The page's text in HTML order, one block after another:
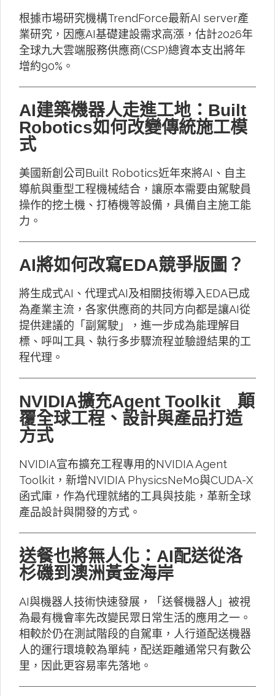
根據市場研究機構TrendForce最新AI server產
業研究，因應AI基礎建設需求高漲，估計2026年
全球九大雲端服務供應商(CSP)總資本支出將年
增約90%。
AI建築機器人走進工地：Built
Robotics如何改變傳統施工模
式
美國新創公司Built Robotics近年來將AI、自主
導航與重型工程機械結合，讓原本需要由駕駛員
操作的挖土機、打樁機等設備，具備自主施工能
力。
AI將如何改寫EDA競爭版圖？
將生成式AI、代理式AI及相關技術導入EDA已成
為產業主流，各家供應商的共同方向都是讓AI從
提供建議的「副駕駛」，進一步成為能理解目
標、呼叫工具、執行多步驟流程並驗證結果的工
程代理。
NVIDIA擴充Agent Toolkit 顛
覆全球工程、設計與產品打造
方式
NVIDIA宣布擴充工程專用的NVIDIA Agent
Toolkit，新增NVIDIA PhysicsNeMo與CUDA-X
函式庫，作為代理就緒的工具與技能，革新全球
產品設計與開發的方式。
送餐也將無人化：AI配送從洛
杉磯到澳洲黃金海岸
AI與機器人技術快速發展，「送餐機器人」被視
為最有機會率先改變民眾日常生活的應用之一。
相較於仍在測試階段的自駕車，人行道配送機器
人的運行環境較為單純，配送距離通常只有數公
里，因此更容易率先落地。